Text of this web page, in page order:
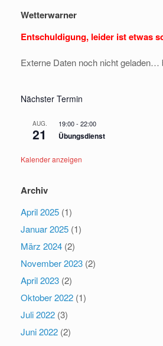
Wetterwarner
Entschuldigung, leider ist etwas
Externe Daten noch nicht geladen…
Nächster Termin
AUG.
21
19:00- 22:00
Übungsdienst
Kalender anzeigen
Archiv
April 2025 (1)
Januar 2025 (1)
März 2024 (2)
November 2023 (2)
April 2023 (2)
Oktober 2022 (1)
Juli 2022 (3)
Juni 2022 (2)